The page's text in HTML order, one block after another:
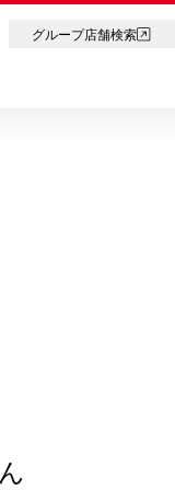
グループ店舗検索